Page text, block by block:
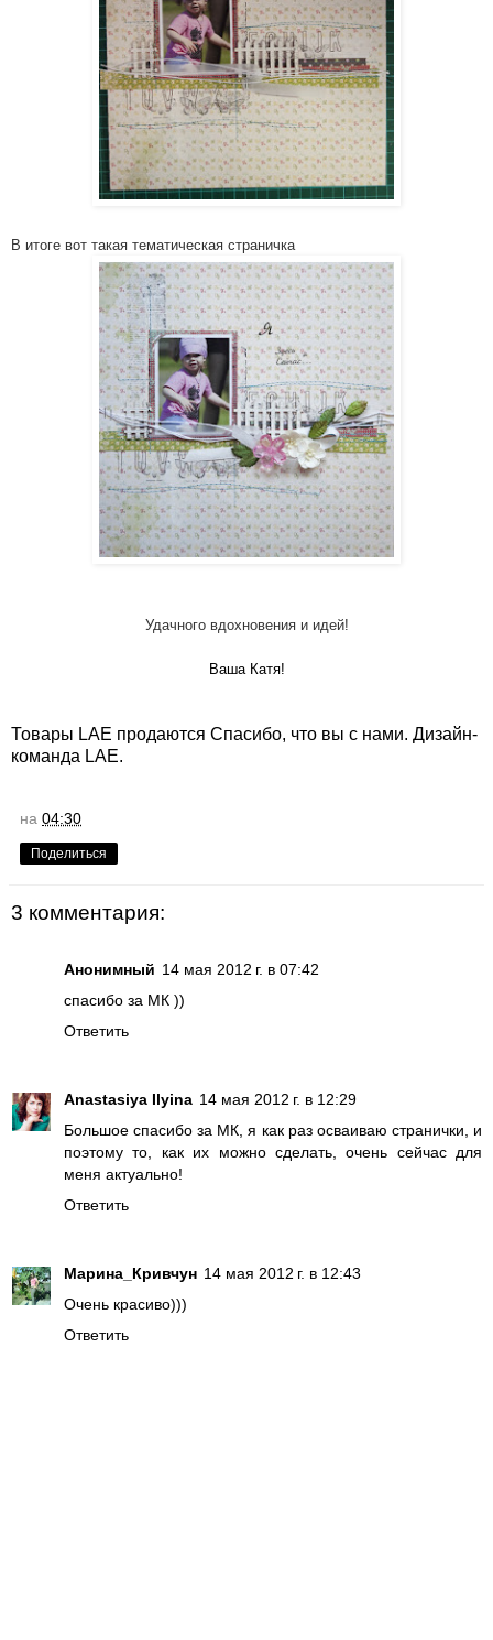
В итоге вот такая тематическ­ая страничка
Удачного вдохновени­я и идей!
Ваша Катя!
Товары LAE продаются Спасибо, что вы с нами. Дизайн-
команда LAE.
на 04:30
Поделиться
3 комментария:
Анонимный 14 мая 2012 г. в 07:42
спасибо за МК ))
Ответить
Anastasiya Ilyina 14 мая 2012 г. в 12:29
Большое спасибо за МК, я как раз осваиваю странички, и
поэтому то, как их можно сделать, очень сейчас для
меня актуально!
Ответить
Марина_Кривчун 14 мая 2012 г. в 12:43
Очень красиво)))
Ответить